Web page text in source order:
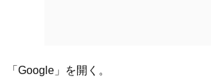
「Google」を開く。